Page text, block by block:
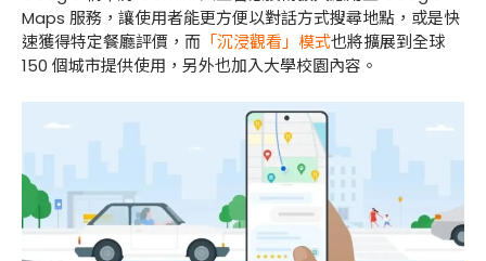
Maps 服務，讓使用者能更方便以對話方式搜尋地點，或是快
速獲得特定餐廳評價，而 「沉浸觀看」模式也將擴展到全球
150 個城市提供使用，另外也加入大學校園內容。